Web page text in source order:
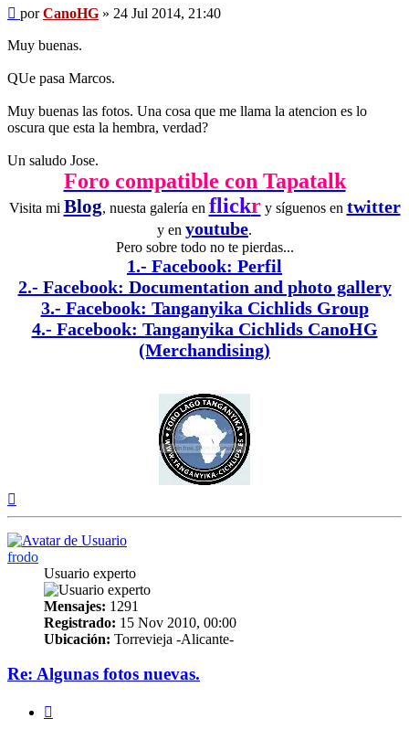
Mensaje
porCanoHG » 24 Jul 2014, 21:40
Muy buenas.
QUe pasa Marcos.
Muy buenas las fotos. Una cosa que me llama la atencion es lo
oscura que esta la hembra, verdad?
Un saludo Jose.
Foro compatible con Tapatalk
Visita mi Blog, nuesta galería en flickry síguenos en twitter
y en youtube.
Pero sobre todo no te pierdas...
1.- Facebook: Perfil
2.- Facebook: Documentation and photo gallery
3.- Facebook: Tanganyika Cichlids Group
4.- Facebook: Tanganyika Cichlids CanoHG
(Merchandising)
frodo
Usuario experto
Mensajes: 1291
Registrado: 15 Nov 2010, 00:00
Ubicación: Torrevieja -Alicante-
Re: Algunas fotos nuevas.